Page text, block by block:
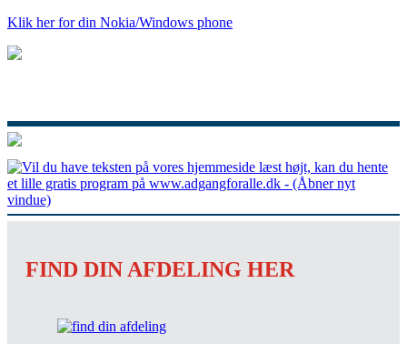
Klik her for din Nokia/Windows phone
FIND DIN AFDELING HER